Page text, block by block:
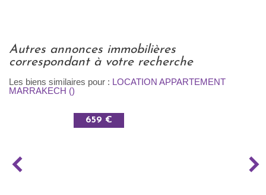
autres annonces immobilières
correspondant à votre recherche
Les biens similaires pour : LOCATION APPARTEMENT
MARRAKECH ()
659 €